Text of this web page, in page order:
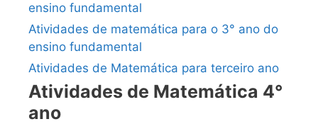
ensino fundamental
Atividades de matemática para o 3° ano do
ensino fundamental
Atividades de Matemática para terceiro ano
Atividades de Matemática 4°
ano